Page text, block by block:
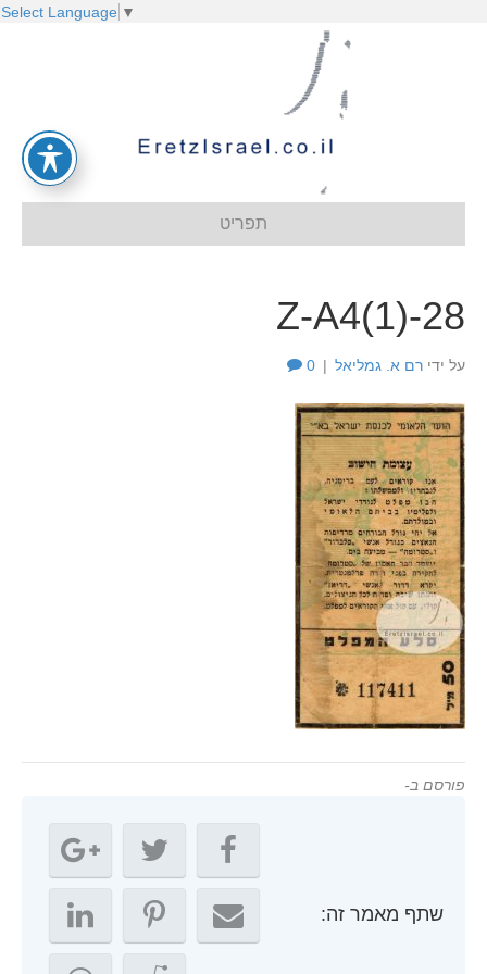
Select Language ▼
תפריט
Z-A4(1)-28
על ידי רם א. גמליאל |
0
פורסם ב-
שתף מאמר זה: